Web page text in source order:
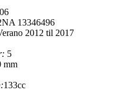
13346496
2012 til 2017
5
mm
133cc